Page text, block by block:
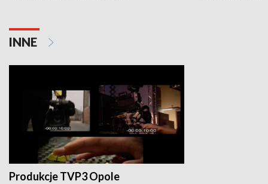
INNE
Produkcje TVP3 Opole